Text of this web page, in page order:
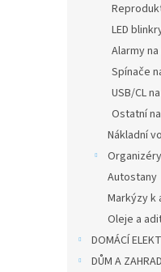
LED
Alarmy
Spínače
USB/CL
Ostatní
Nákladní
Autostany
Markýzy k
Oleje a
DOMÁCÍ
DŮM A